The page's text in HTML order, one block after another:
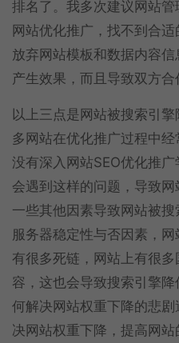
排名了。我多次建议网站
网站优化推广，找不到合
放弃网站模板和数据内容
产生效果，而且导致双方合
以上三点是网站被搜索引
多网站在优化推广过程中
没有深入网站SEO优化推
会遇到这样的问题，导致
一些其他因素导致网站被
服务器稳定性与否因素，
有很多死链，网站上有很
容，这也会导致搜索引擎
何解决网站权重下降的悲
决网站权重下降，提高网